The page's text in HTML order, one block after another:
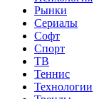
Рынки
Сериалы
Софт
Спорт
ТВ
Теннис
Технологии